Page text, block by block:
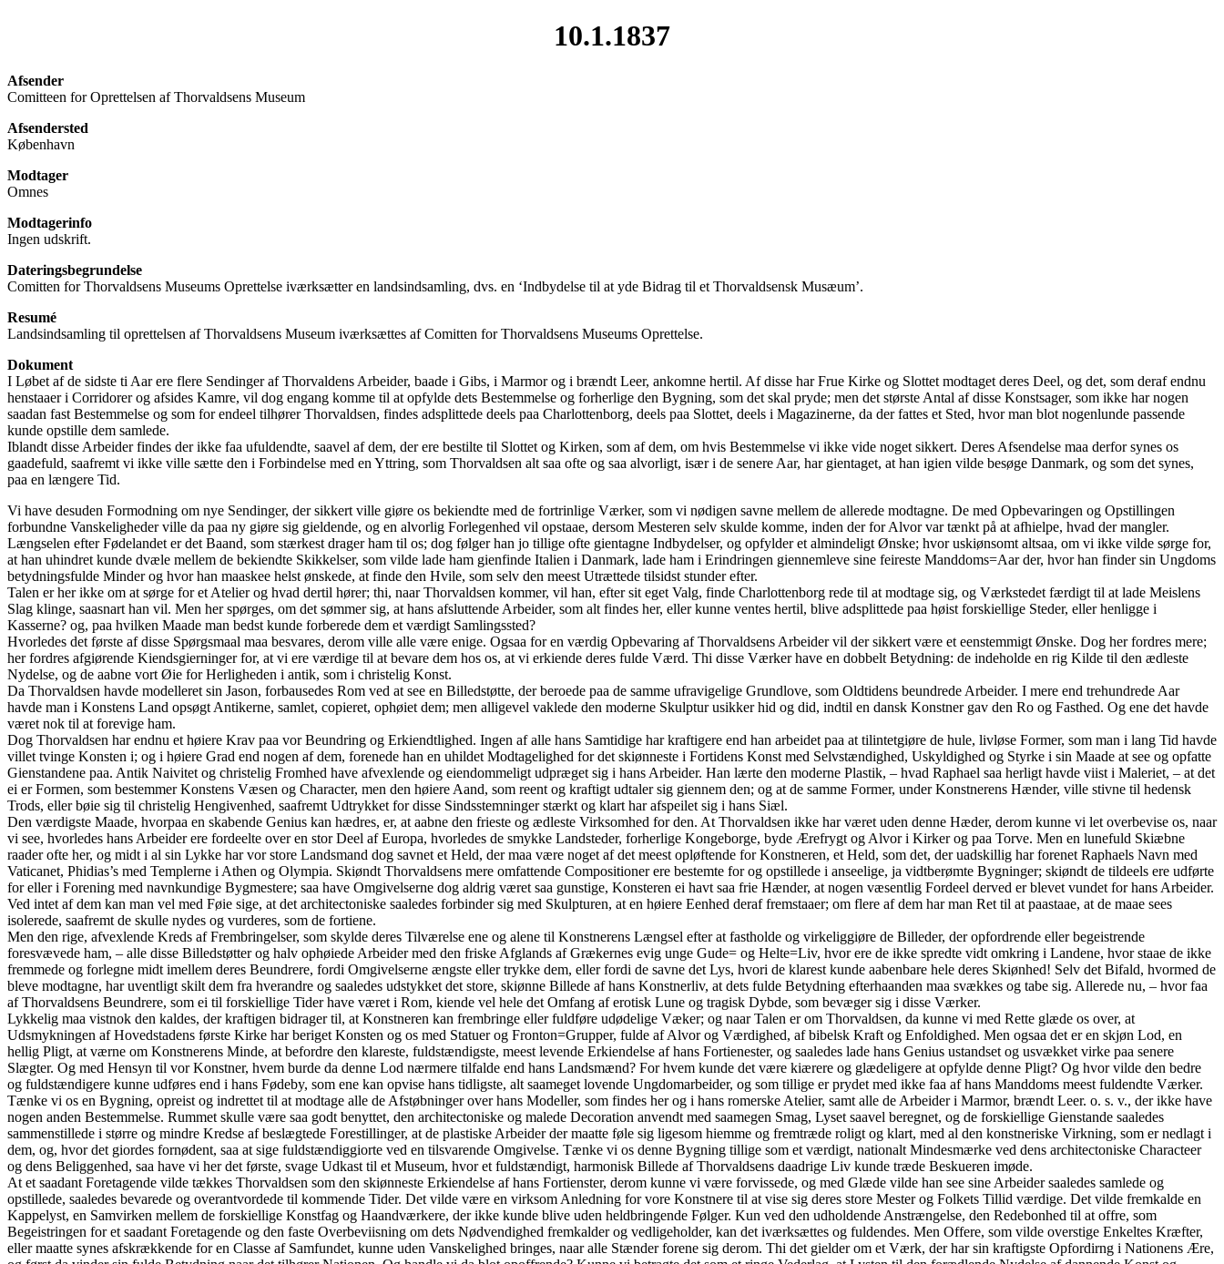
10.1.1837
Afsender
Comitteen for Oprettelsen af Thorvaldsens Museum
Afsendersted
København
Modtager
Omnes
Modtagerinfo
Ingen udskrift.
Dateringsbegrundelse
Comitten for Thorvaldsens Museums Oprettelse iværksætter en landsindsamling, dvs. en ‘Indbydelse til at yde Bidrag til et Thorvaldsensk Musæum’.
Resumé
Landsindsamling til oprettelsen af Thorvaldsens Museum iværksættes af Comitten for Thorvaldsens Museums Oprettelse.
Dokument
I Løbet af de sidste ti Aar ere flere Sendinger af Thorvaldens Arbeider, baade i Gibs, i Marmor og i brændt Leer, ankomne hertil. Af disse har Frue Kirke og Slottet modtaget deres Deel, og det, som deraf endnu
henstaaer i Corridorer og afsides Kamre, vil dog engang komme til at opfylde dets Bestemmelse og forherlige den Bygning, som det skal pryde; men det største Antal af disse Konstsager, som ikke har nogen
saadan fast Bestemmelse og som for endeel tilhører Thorvaldsen, findes adsplittede deels paa Charlottenborg, deels paa Slottet, deels i Magazinerne, da der fattes et Sted, hvor man blot nogenlunde passende
kunde opstille dem samlede.
Iblandt disse Arbeider findes der ikke faa ufuldendte, saavel af dem, der ere bestilte til Slottet og Kirken, som af dem, om hvis Bestemmelse vi ikke vide noget sikkert. Deres Afsendelse maa derfor synes os
gaadefuld, saafremt vi ikke ville sætte den i Forbindelse med en Yttring, som Thorvaldsen alt saa ofte og saa alvorligt, især i de senere Aar, har gientaget, at han igien vilde besøge Danmark, og som det synes,
paa en længere Tid.
Vi have desuden Formodning om nye Sendinger, der sikkert ville giøre os bekiendte med de fortrinlige Værker, som vi nødigen savne mellem de allerede modtagne. De med Opbevaringen og Opstillingen
forbundne Vanskeligheder ville da paa ny giøre sig gieldende, og en alvorlig Forlegenhed vil opstaae, dersom Mesteren selv skulde komme, inden der for Alvor var tænkt på at afhielpe, hvad der mangler.
Længselen efter Fødelandet er det Baand, som stærkest drager ham til os; dog følger han jo tillige ofte gientagne Indbydelser, og opfylder et almindeligt Ønske; hvor uskiønsomt altsaa, om vi ikke vilde sørge for,
at han uhindret kunde dvæle mellem de bekiendte Skikkelser, som vilde lade ham gienfinde Italien i Danmark, lade ham i Erindringen giennemleve sine feireste Manddoms=Aar der, hvor han finder sin Ungdoms
betydningsfulde Minder og hvor han maaskee helst ønskede, at finde den Hvile, som selv den meest Utrættede tilsidst stunder efter.
Talen er her ikke om at sørge for et Atelier og hvad dertil hører; thi, naar Thorvaldsen kommer, vil han, efter sit eget Valg, finde Charlottenborg rede til at modtage sig, og Værkstedet færdigt til at lade Meislens
Slag klinge, saasnart han vil. Men her spørges, om det sømmer sig, at hans afsluttende Arbeider, som alt findes her, eller kunne ventes hertil, blive adsplittede paa høist forskiellige Steder, eller henligge i
Kasserne? og, paa hvilken Maade man bedst kunde forberede dem et værdigt Samlingssted?
Hvorledes det første af disse Spørgsmaal maa besvares, derom ville alle være enige. Ogsaa for en værdig Opbevaring af Thorvaldsens Arbeider vil der sikkert være et eenstemmigt Ønske. Dog her fordres mere;
her fordres afgiørende Kiendsgierninger for, at vi ere værdige til at bevare dem hos os, at vi erkiende deres fulde Værd. Thi disse Værker have en dobbelt Betydning: de indeholde en rig Kilde til den ædleste
Nydelse, og de aabne vort Øie for Herligheden i antik, som i christelig Konst.
Da Thorvaldsen havde modelleret sin Jason, forbausedes Rom ved at see en Billedstøtte, der beroede paa de samme ufravigelige Grundlove, som Oldtidens beundrede Arbeider. I mere end trehundrede Aar
havde man i Konstens Land opsøgt Antikerne, samlet, copieret, ophøiet dem; men alligevel vaklede den moderne Skulptur usikker hid og did, indtil en dansk Konstner gav den Ro og Fasthed. Og ene det havde
været nok til at forevige ham.
Dog Thorvaldsen har endnu et høiere Krav paa vor Beundring og Erkiendtlighed. Ingen af alle hans Samtidige har kraftigere end han arbeidet paa at tilintetgiøre de hule, livløse Former, som man i lang Tid havde
villet tvinge Konsten i; og i høiere Grad end nogen af dem, forenede han en uhildet Modtagelighed for det skiønneste i Fortidens Konst med Selvstændighed, Uskyldighed og Styrke i sin Maade at see og opfatte
Gienstandene paa. Antik Naivitet og christelig Fromhed have afvexlende og eiendommeligt udpræget sig i hans Arbeider. Han lærte den moderne Plastik, – hvad Raphael saa herligt havde viist i Maleriet, – at det
ei er Formen, som bestemmer Konstens Væsen og Character, men den høiere Aand, som reent og kraftigt udtaler sig giennem den; og at de samme Former, under Konstnerens Hænder, ville stivne til hedensk
Trods, eller bøie sig til christelig Hengivenhed, saafremt Udtrykket for disse Sindsstemninger stærkt og klart har afspeilet sig i hans Siæl.
Den værdigste Maade, hvorpaa en skabende Genius kan hædres, er, at aabne den frieste og ædleste Virksomhed for den. At Thorvaldsen ikke har været uden denne Hæder, derom kunne vi let overbevise os, naar
vi see, hvorledes hans Arbeider ere fordeelte over en stor Deel af Europa, hvorledes de smykke Landsteder, forherlige Kongeborge, byde Ærefrygt og Alvor i Kirker og paa Torve. Men en lunefuld Skiæbne
raader ofte her, og midt i al sin Lykke har vor store Landsmand dog savnet et Held, der maa være noget af det meest opløftende for Konstneren, et Held, som det, der uadskillig har forenet Raphaels Navn med
Vaticanet, Phidias’s med Templerne i Athen og Olympia. Skiøndt Thorvaldsens mere omfattende Compositioner ere bestemte for og opstillede i anseelige, ja vidtberømte Bygninger; skiøndt de tildeels ere udførte
for eller i Forening med navnkundige Bygmestere; saa have Omgivelserne dog aldrig været saa gunstige, Konsteren ei havt saa frie Hænder, at nogen væsentlig Fordeel derved er blevet vundet for hans Arbeider.
Ved intet af dem kan man vel med Føie sige, at det architectoniske saaledes forbinder sig med Skulpturen, at en høiere Eenhed deraf fremstaaer; om flere af dem har man Ret til at paastaae, at de maae sees
isolerede, saafremt de skulle nydes og vurderes, som de fortiene.
Men den rige, afvexlende Kreds af Frembringelser, som skylde deres Tilværelse ene og alene til Konstnerens Længsel efter at fastholde og virkeliggiøre de Billeder, der opfordrende eller begeistrende
foresvævede ham, – alle disse Billedstøtter og halv ophøiede Arbeider med den friske Afglands af Grækernes evig unge Gude= og Helte=Liv, hvor ere de ikke spredte vidt omkring i Landene, hvor staae de ikke
fremmede og forlegne midt imellem deres Beundrere, fordi Omgivelserne ængste eller trykke dem, eller fordi de savne det Lys, hvori de klarest kunde aabenbare hele deres Skiønhed! Selv det Bifald, hvormed de
bleve modtagne, har uventligt skilt dem fra hverandre og saaledes udstykket det store, skiønne Billede af hans Konstnerliv, at dets fulde Betydning efterhaanden maa svækkes og tabe sig. Allerede nu, – hvor faa
af Thorvaldsens Beundrere, som ei til forskiellige Tider have været i Rom, kiende vel hele det Omfang af erotisk Lune og tragisk Dybde, som bevæger sig i disse Værker.
Lykkelig maa vistnok den kaldes, der kraftigen bidrager til, at Konstneren kan frembringe eller fuldføre udødelige Væker; og naar Talen er om Thorvaldsen, da kunne vi med Rette glæde os over, at
Udsmykningen af Hovedstadens første Kirke har beriget Konsten og os med Statuer og Fronton=Grupper, fulde af Alvor og Værdighed, af bibelsk Kraft og Enfoldighed. Men ogsaa det er en skjøn Lod, en
hellig Pligt, at værne om Konstnerens Minde, at befordre den klareste, fuldstændigste, meest levende Erkiendelse af hans Fortienester, og saaledes lade hans Genius ustandset og usvækket virke paa senere
Slægter. Og med Hensyn til vor Konstner, hvem burde da denne Lod nærmere tilfalde end hans Landsmænd? For hvem kunde det være kiærere og glædeligere at opfylde denne Pligt? Og hvor vilde den bedre
og fuldstændigere kunne udføres end i hans Fødeby, som ene kan opvise hans tidligste, alt saameget lovende Ungdomarbeider, og som tillige er prydet med ikke faa af hans Manddoms meest fuldendte Værker.
Tænke vi os en Bygning, opreist og indrettet til at modtage alle de Afstøbninger over hans Modeller, som findes her og i hans romerske Atelier, samt alle de Arbeider i Marmor, brændt Leer. o. s. v., der ikke have
nogen anden Bestemmelse. Rummet skulle være saa godt benyttet, den architectoniske og malede Decoration anvendt med saamegen Smag, Lyset saavel beregnet, og de forskiellige Gienstande saaledes
sammenstillede i større og mindre Kredse af beslægtede Forestillinger, at de plastiske Arbeider der maatte føle sig ligesom hiemme og fremtræde roligt og klart, med al den konstneriske Virkning, som er nedlagt i
dem, og, hvor det giordes fornødent, saa at sige fuldstændiggiorte ved en tilsvarende Omgivelse. Tænke vi os denne Bygning tillige som et værdigt, nationalt Mindesmærke ved dens architectoniske Characteer
og dens Beliggenhed, saa have vi her det første, svage Udkast til et Museum, hvor et fuldstændigt, harmonisk Billede af Thorvaldsens daadrige Liv kunde træde Beskueren imøde.
At et saadant Foretagende vilde tækkes Thorvaldsen som den skiønneste Erkiendelse af hans Fortienster, derom kunne vi være forvissede, og med Glæde vilde han see sine Arbeider saaledes samlede og
opstillede, saaledes bevarede og overantvordede til kommende Tider. Det vilde være en virksom Anledning for vore Konstnere til at vise sig deres store Mester og Folkets Tillid værdige. Det vilde fremkalde en
Kappelyst, en Samvirken mellem de forskiellige Konstfag og Haandværkere, der ikke kunde blive uden heldbringende Følger. Kun ved den udholdende Anstrængelse, den Redebonhed til at offre, som
Begeistringen for et saadant Foretagende og den faste Overbeviisning om dets Nødvendighed fremkalder og vedligeholder, kan det iværksættes og fuldendes. Men Offere, som vilde overstige Enkeltes Kræfter,
eller maatte synes afskrækkende for en Classe af Samfundet, kunne uden Vanskelighed bringes, naar alle Stænder forene sig derom. Thi det gielder om et Værk, der har sin kraftigste Opfordirng i Nationens Ære,